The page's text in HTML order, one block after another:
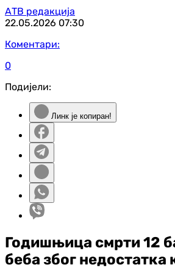
АТВ редакција
22.05.2026 07:30
Коментари:
0
Подијели:
Линк је копиран!
Годишњица смрти 12
беба због недостатка